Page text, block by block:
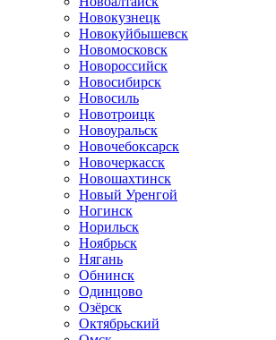
Новокузнецк
Новокуйбышевск
Новомосковск
Новороссийск
Новосибирск
Новосиль
Новотроицк
Новоуральск
Новочебоксарск
Новочеркасск
Новошахтинск
Новый Уренгой
Ногинск
Норильск
Ноябрьск
Нягань
Обнинск
Одинцово
Озёрск
Октябрьский